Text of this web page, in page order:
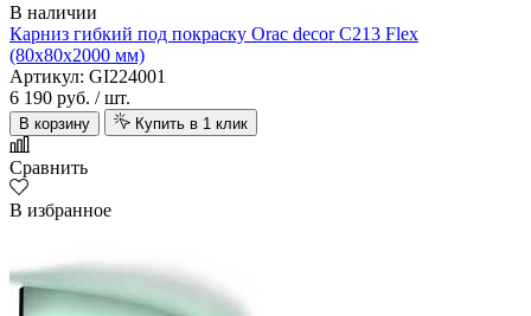
В наличии
Карниз гибкий под покраску Orac decor C213 Flex
(80х80х2000 мм)
Артикул: GI224001
6 190 руб. / шт.
В корзину Купить в 1 клик
Сравнить
В избранное